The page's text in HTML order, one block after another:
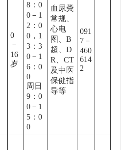
0
－
16
岁
8：0
0－1
2：0
0，1
3：3
0－1
6：0
0
周日
9：0
0－1
5：0
0
血尿粪
常规、
心电
图、B
超、D
R、CT
及中医
保健指
导等
091
7－
460
614
2